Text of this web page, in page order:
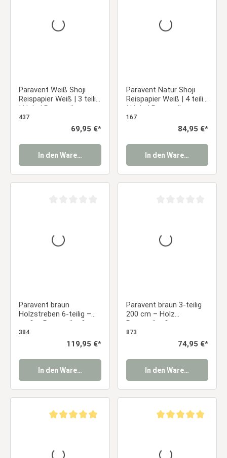
Paravent Weiß Shoji
Reispapier Weiß | 3 teilig
| Holz | Raumteiler
Trennwand Sichtschutz
437
Regulärer Preis:
69,95 €*
In den Warenkorb
Paravent Natur Shoji
Reispapier Weiß | 4 teilig
| Holz | Raumteiler
Trennwand Sichtschutz
167
Regulärer Preis:
84,95 €*
In den Warenkorb
Paravent braun
Holzstreben 6-teilig –
großer Raumteiler &
Sichtschutz aus Holz
384
Regulärer Preis:
119,95 €*
In den Warenkorb
Paravent braun 3-teilig
200 cm – Holz
Raumteiler &
Sichtschutz mit
873
Regulärer Preis:
74,95 €*
In den Warenkorb